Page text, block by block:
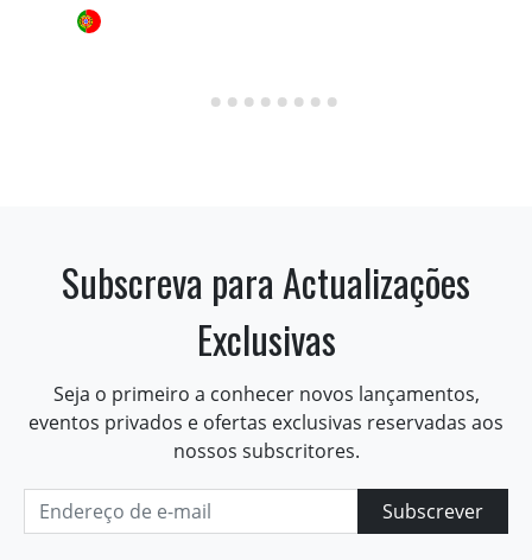
Subscreva para Actualizações
Exclusivas
Seja o primeiro a conhecer novos lançamentos,
eventos privados e ofertas exclusivas reservadas aos
nossos subscritores.
Subscrever